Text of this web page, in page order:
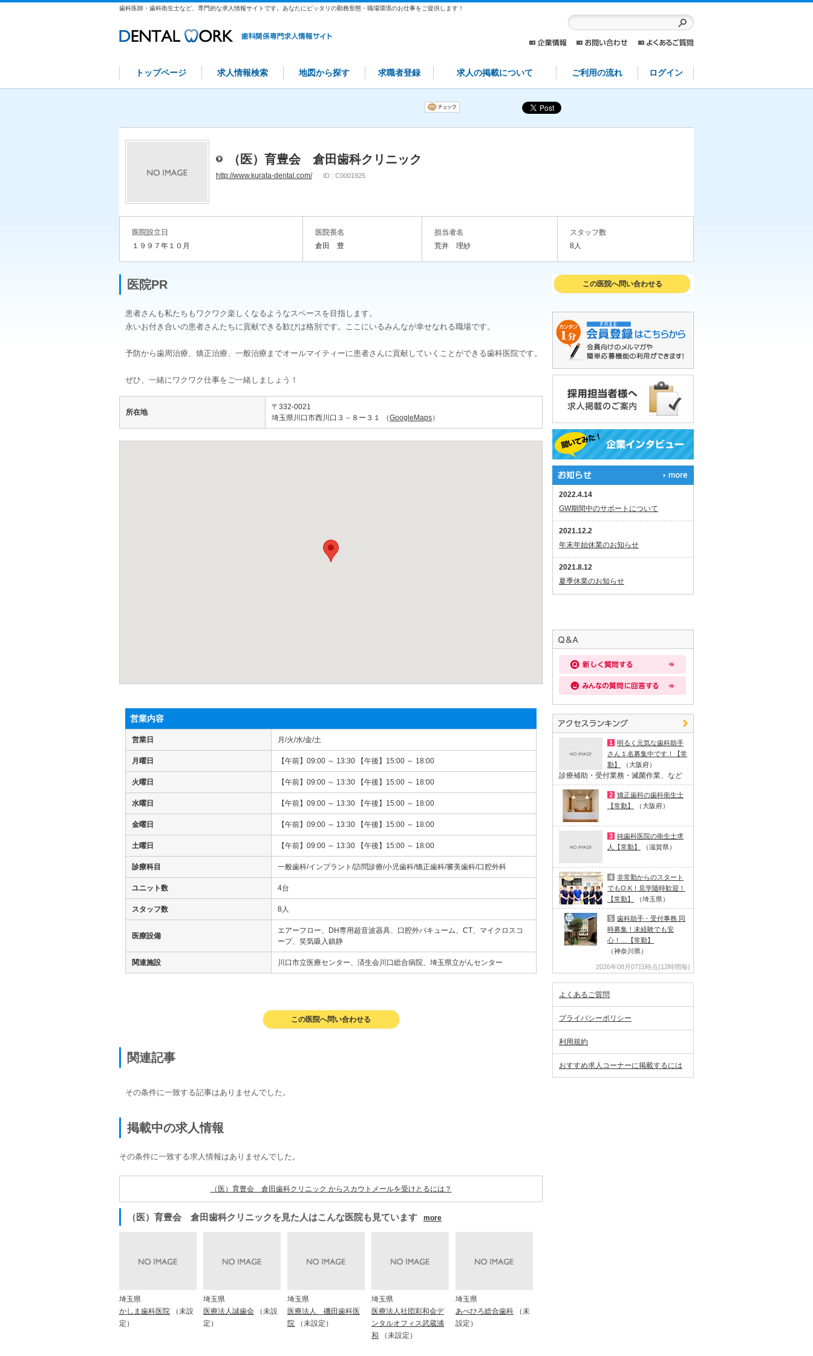
歯科医師・歯科衛生士など、専門的な求人情報サイトです。あなたにピッタリの勤務形態・職場環境のお仕事をご提供します！
トップページ 求人情報検索 地図から探す 求職者登録 求人の掲載について ご利用の流れ ログイン
（医）育豊会 倉田歯科クリニック
http://www.kurata-dental.com/ ID : C0001925
医院設立日 医院長名 担当者名
スタッフ数
１９９７年１０月
倉田 豊 荒井 理紗 8人
医院PR
患者さんも私たちもワクワク楽しくなるようなスペースを目指します。
永いお付き合いの患者さんたちに貢献できる歓びは格別です。ここにいるみんなが幸せなれる職場です。
予防から歯周治療、矯正治療、一般治療までオールマイティーに患者さんに貢献していくことができる歯科医院です。
ぜひ、一緒にワクワク仕事をご一緒しましょう！
所在地
〒332-0021
埼玉県川口市西川口３－８ー３１ （GoogleMaps）
営業内容
営業日 月/火/水/金/土
月曜日 【午前】09:00 ～ 13:30 【午後】15:00 ～ 18:00
火曜日 【午前】09:00 ～ 13:30 【午後】15:00 ～ 18:00
水曜日 【午前】09:00 ～ 13:30 【午後】15:00 ～ 18:00
金曜日 【午前】09:00 ～ 13:30 【午後】15:00 ～ 18:00
土曜日 【午前】09:00 ～ 13:30 【午後】15:00 ～ 18:00
診療科目 一般歯科/インプラント/訪問診療/小児歯科/矯正歯科/審美歯科/口腔外科
ユニット数 4台
スタッフ数 8人
医療設備
エアーフロー、DH専用超音波器具、口腔外バキューム、CT、マイクロスコ
ープ、笑気吸入鎮静
関連施設 川口市立医療センター、済生会川口総合病院、埼玉県立がんセンター
この医院へ問い合わせる
関連記事
その条件に一致する記事はありませんでした。
掲載中の求人情報
その条件に一致する求人情報はありませんでした。
（医）育豊会 倉田歯科クリニック からスカウトメールを受けとるには？
（医）育豊会 倉田歯科クリニックを見た人はこんな医院も見ています more
埼玉県
かしま歯科医院
（未設
定）
埼玉県
医療法人誠歯会
（未設
定）
埼玉県
医療法人 磯田歯科医
院
（未設定）
埼玉県
医療法人社団彩和会デ
ンタルオフィス武蔵浦
和
（未設定）
埼玉県
あべひろ総合歯科
（未
設定）
この医院へ問い合わせる
2022.4.14
GW期間中のサポートについて
2021.12.2
年末年始休業のお知らせ
2021.8.12
夏季休業のお知らせ
1
明るく元気な歯科助手
さん１名募集中です！【常
勤】
（大阪府）
診療補助・受付業務・滅菌作業、など
2 矯正歯科の歯科衛生士
【常勤】
（大阪府）
3 純歯科医院の衛生士求
人【常勤】
（滋賀県）
4 非常勤からのスタート
でもO.K！見学随時歓迎！
【常勤】
（埼玉県）
5 歯科助手・受付事務 同
時募集！未経験でも安
心！…【常勤】
（神奈川県）
2026年08月07日時点(12時間毎)
よくあるご質問
プライバシーポリシー
利用規約
おすすめ求人コーナーに掲載するには